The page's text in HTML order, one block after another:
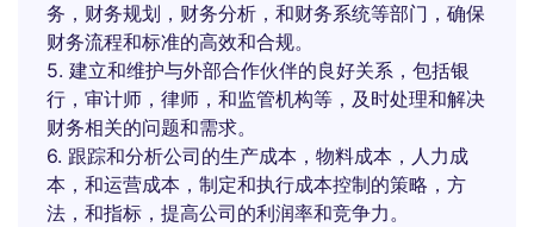
务，财务规划，财务分析，和财务系统等部门，确保
财务流程和标准的高效和合规。
5. 建立和维护与外部合作伙伴的良好关系，包括银
行，审计师，律师，和监管机构等，及时处理和解决
财务相关的问题和需求。
6. 跟踪和分析公司的生产成本，物料成本，人力成
本，和运营成本，制定和执行成本控制的策略，方
法，和指标，提高公司的利润率和竞争力。